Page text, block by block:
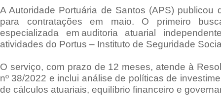
A Autoridade Portuária de Santos (APS) publicou
para contratações em maio. O primeiro
especializada em auditoria atuarial
atividades do Portus – Instituto de Seguridade
O serviço, com prazo de 12 meses, atende à
nº 38/2022 e inclui análise de políticas de
de cálculos atuariais, equilíbrio financeiro e